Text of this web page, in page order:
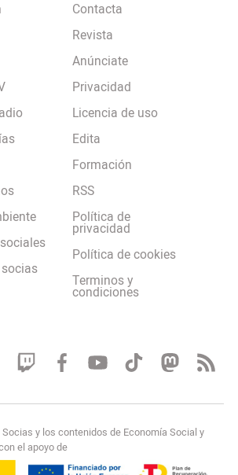
Contacta
Revista
Anúnciate
Privacidad
Licencia de uso
Edita
Formación
RSS
Política de
privacidad
Política de cookies
Terminos y
condiciones
y los contenidos de Economía Social y
el apoyo de